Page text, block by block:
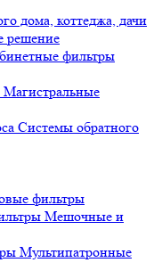
дома, коттеджа, дачи
решение
фильтры
Магистральные
Системы обратного
фильтры
Мешочные и
Мультипатронные